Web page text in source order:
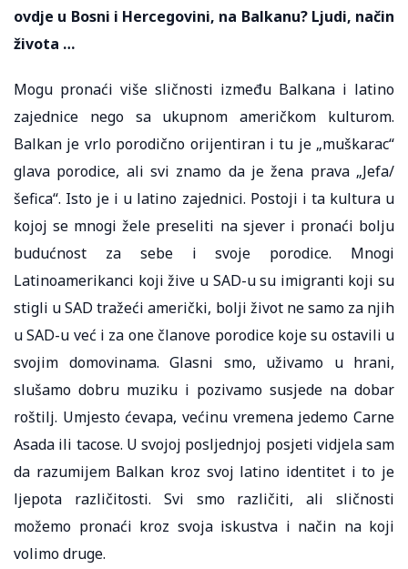
ovdje u Bosni i Hercegovini, na Balkanu? Ljudi, način
života …
Mogu pronaći više sličnosti između Balkana i latino
zajednice nego sa ukupnom američkom kulturom.
Balkan je vrlo porodično orijentiran i tu je „muškarac“
glava porodice, ali svi znamo da je žena prava „Jefa/
šefica“. Isto je i u latino zajednici. Postoji i ta kultura u
kojoj se mnogi žele preseliti na sjever i pronaći bolju
budućnost za sebe i svoje porodice. Mnogi
Latinoamerikanci koji žive u SAD-u su imigranti koji su
stigli u SAD tražeći američki, bolji život ne samo za njih
u SAD-u već i za one članove porodice koje su ostavili u
svojim domovinama. Glasni smo, uživamo ​​u hrani,
slušamo dobru muziku i pozivamo susjede na dobar
roštilj. Umjesto ćevapa, većinu vremena jedemo Carne
Asada ili tacose. U svojoj posljednjoj posjeti vidjela sam
da razumijem Balkan kroz svoj latino identitet i to je
ljepota različitosti. Svi smo različiti, ali sličnosti
možemo pronaći kroz svoja iskustva i način na koji
volimo druge.